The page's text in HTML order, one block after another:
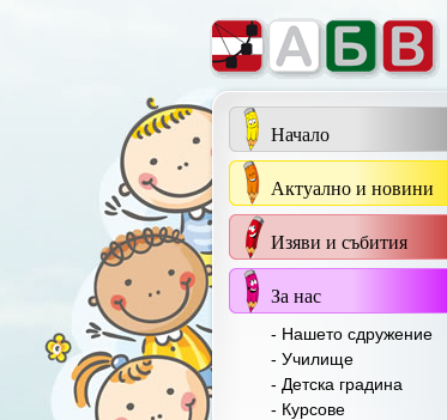
Начало
Актуално и новини
Изяви и събития
За нас
- Нашето сдружение
- Училище
- Детска градина
- Курсове